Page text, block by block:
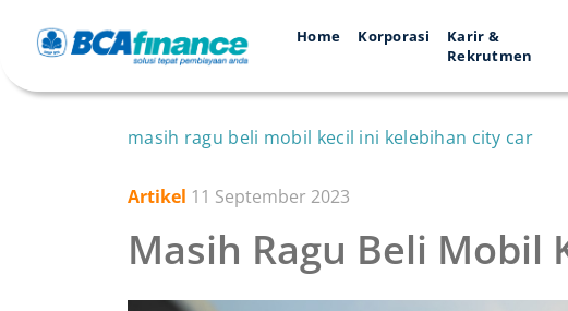
Home Korporasi
Karir &
Rekrutmen
masih ragu beli mobil kecil ini kelebihan city car
Artikel 11 September 2023
Masih Ragu Beli Mobil